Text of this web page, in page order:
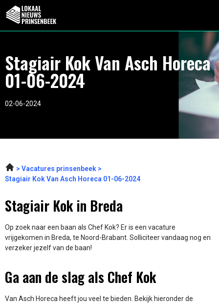
Stagiair Kok Van Asch Horeca
01-06-2024
02-06-2024
Vacatures prinsenbeek
Stagiair Kok Van Asch Horeca 01-06-2024
Stagiair Kok in Breda
Op zoek naar een baan als Chef Kok? Er is een vacature
vrijgekomen in Breda, te Noord-Brabant. Solliciteer vandaag nog en
verzeker jezelf van de baan!
Ga aan de slag als Chef Kok
Van Asch Horeca heeft jou veel te bieden. Bekijk hieronder de